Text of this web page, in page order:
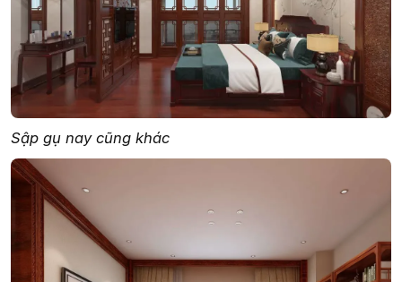
Sập gụ nay cũng khác